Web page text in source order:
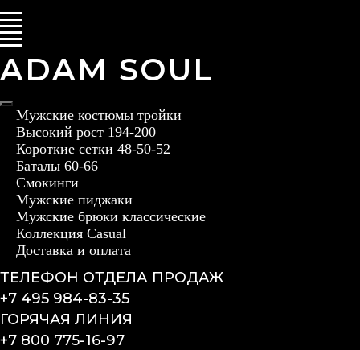
ADAM SOUL
Мужские костюмы тройки
Высокий рост 194-200
Короткие сетки 48-50-52
Баталы 60-66
Смокинги
Мужские пиджаки
Мужские брюки классические
Коллекция Casual
Доставка и оплата
ТЕЛЕФОН ОТДЕЛА ПРОДАЖ
+7 495 984-83-35
ГОРЯЧАЯ ЛИНИЯ
+7 800 775-16-97